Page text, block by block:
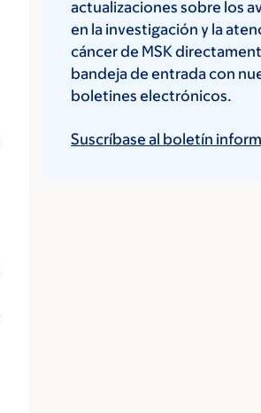
actualizaciones sobre los
en la investigación y la
cáncer de MSK
bandeja de entrada con
boletines electrónicos.
Suscríbase al boletín